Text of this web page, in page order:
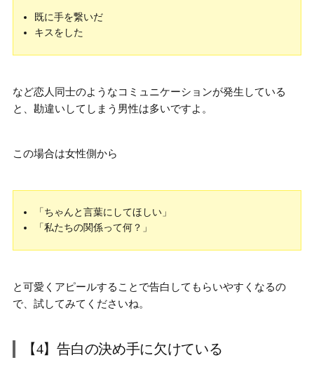
既に手を繋いだ
キスをした
など恋人同士のようなコミュニケーションが発生している
と、 勘違いしてしまう男性は多いですよ。
この場合は女性側から
「ちゃんと言葉にしてほしい」
「私たちの関係って何？」
と可愛くアピールすることで告白してもらいやすくなるの
で、試してみてくださいね。
【4】告白の決め手に欠けている